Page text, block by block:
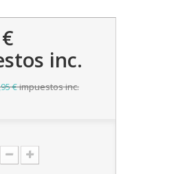
inc.
€impuestos inc.